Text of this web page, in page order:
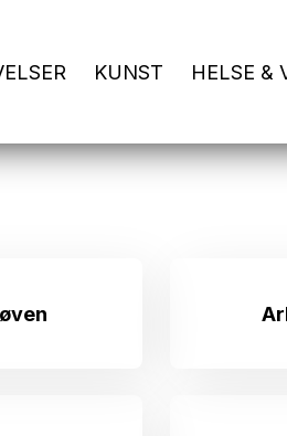
KUNST HELSE &